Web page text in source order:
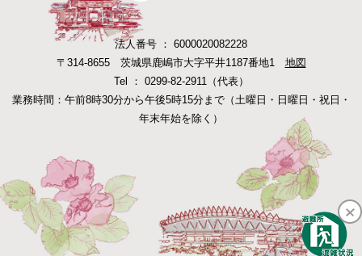
法人番号 ： 6000020082228
〒314-8655 茨城県鹿嶋市大字平井1187番地1 地図
Tel ： 0299-82-2911（代表）
業務時間：午前8時30分から午後5時15分まで（土曜日・日曜日・祝日・
年末年始を除く）